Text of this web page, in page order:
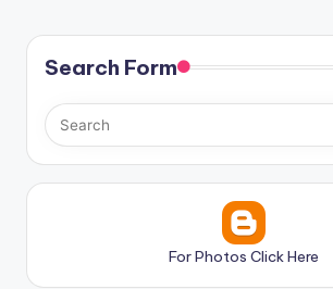
Search Form
For Photos Click Here